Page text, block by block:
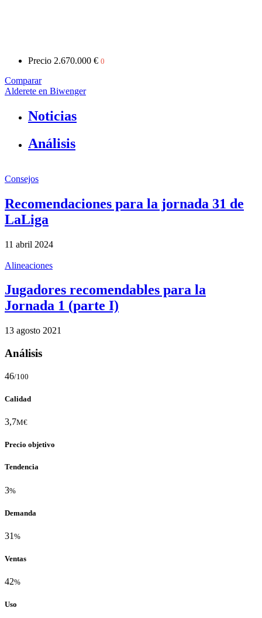
Precio 2.670.000 € 0
Comparar
Alderete en Biwenger
Noticias
Análisis
Consejos
Recomendaciones para la jornada 31 de
LaLiga
11 abril 2024
Alineaciones
Jugadores recomendables para la
Jornada 1 (parte I)
13 agosto 2021
Análisis
46/100
Calidad
3,7M€
Precio objetivo
Tendencia
3%
Demanda
31 %
Ventas
42%
Uso